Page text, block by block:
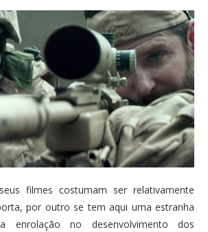
filmes costumam ser relativamente
por outro se tem aqui uma estranha
enrolação no desenvolvimento dos